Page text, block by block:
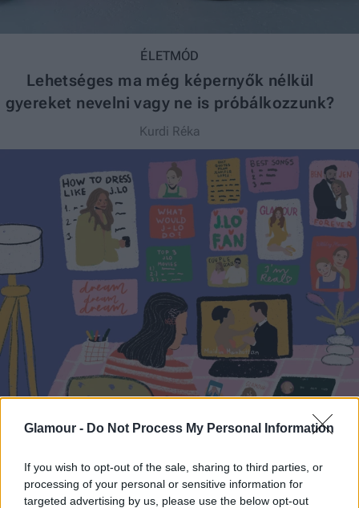
Glamour - Do Not Process My Personal Information
If you wish to opt-out of the sale, sharing to third parties, or
processing of your personal or sensitive information for
targeted advertising by us, please use the below opt-out
ÉLETMÓD
Lehetséges ma még képernyők nélkül
gyereket nevelni vagy ne is próbálkozzunk?
Kurdi Réka
Az apa hiánya mérgezheti a kapcsolataidat
— anélkül, hogy észrevennéd